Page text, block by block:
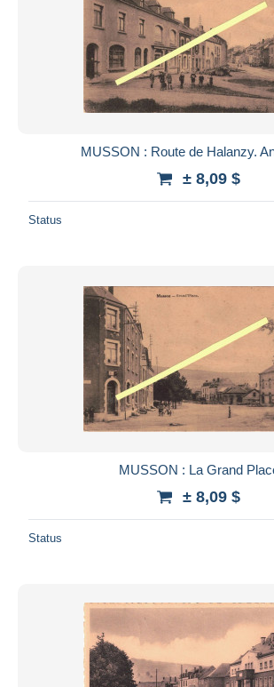
MUSSON : Route de Halanzy.
± 8,09 $
Status
MUSSON : La Grand
± 8,09 $
Status